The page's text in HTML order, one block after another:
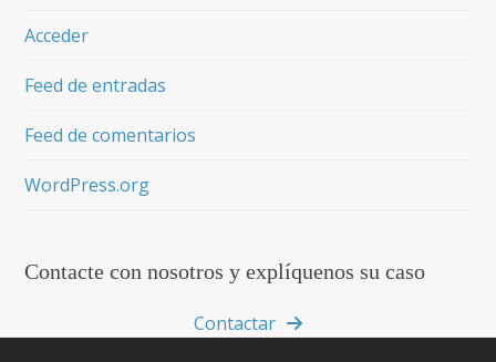
Acceder
Feed de entradas
Feed de comentarios
WordPress.org
Contacte con nosotros y explíquenos su caso
Contactar